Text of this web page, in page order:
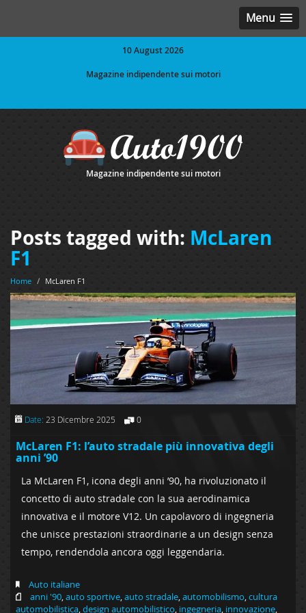
Menu
10 August 2026
Magazine indipendente sui motori
Magazine indipendente sui motori
Posts tagged with: McLaren
F1
Home / McLaren F1
Date: 23 Dicembre 2025 0
McLaren F1: l’auto stradale più innovativa degli
anni ’90
La McLaren F1, icona degli anni ’90, ha rivoluzionato il
concetto di auto stradale con la sua aerodinamica
innovativa e il motore V12. Un capolavoro di ingegneria
che unisce prestazioni straordinarie a un design senza
tempo, rendendola ancora oggi leggendaria.
Auto italiane
anni '90,auto sportive,auto stradale,automobilismo,cultura
automobilistica,design automobilistico, ingegneria, innovazione,